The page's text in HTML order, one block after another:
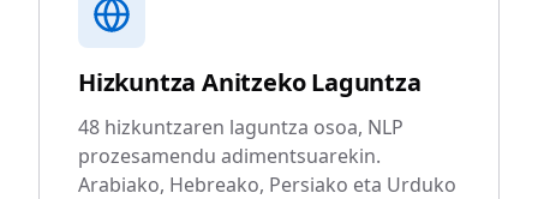
Hizkuntza Anitzeko Laguntza
48 hizkuntzaren laguntza osoa, NLP
prozesamendu adimentsuarekin.
Arabiako, Hebreako, Persiako eta Urduko